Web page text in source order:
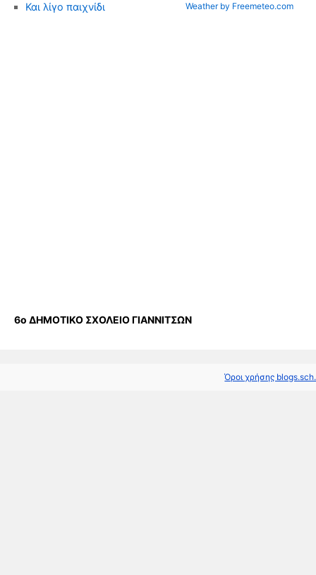
Και λίγο παιχνίδι
Weather by Freemeteo.com
6ο ΔΗΜΟΤΙΚΟ ΣΧΟΛΕΙΟ ΓΙΑΝΝΙΤΣΩΝ
Όροι χρήσης